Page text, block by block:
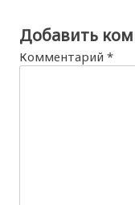
Добавить
Комментарий*